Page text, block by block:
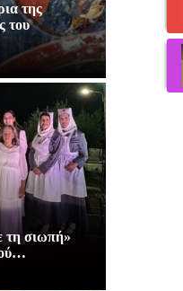
της
του
τη σιωπή»